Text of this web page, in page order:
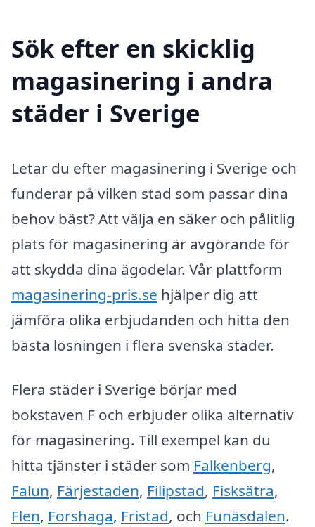
Sök efter en skicklig
magasinering i andra
städer i Sverige
Letar du efter magasinering i Sverige och
funderar på vilken stad som passar dina
behov bäst? Att välja en säker och pålitlig
plats för magasinering är avgörande för
att skydda dina ägodelar. Vår plattform
magasinering-pris.se hjälper dig att
jämföra olika erbjudanden och hitta den
bästa lösningen i flera svenska städer.
Flera städer i Sverige börjar med
bokstaven F och erbjuder olika alternativ
för magasinering. Till exempel kan du
hitta tjänster i städer som Falkenberg,
Falun, Färjestaden, Filipstad, Fisksätra,
Flen, Forshaga, Fristad, och Funäsdalen.